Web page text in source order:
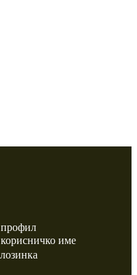
профил
име